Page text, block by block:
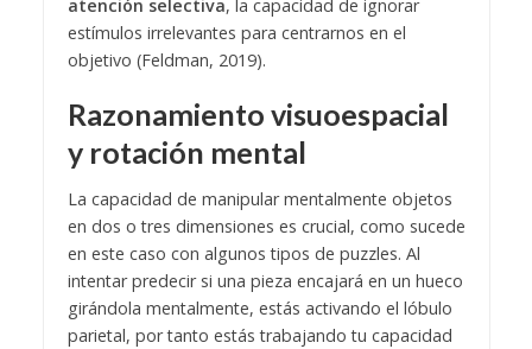
atención selectiva, la capacidad de ignorar
estímulos irrelevantes para centrarnos en el
objetivo (Feldman, 2019).
Razonamiento visuoespacial
y rotación mental
La capacidad de manipular mentalmente objetos
en dos o tres dimensiones es crucial, como sucede
en este caso con algunos tipos de puzzles. Al
intentar predecir si una pieza encajará en un hueco
girándola mentalmente, estás activando el lóbulo
parietal, por tanto estás trabajando tu capacidad